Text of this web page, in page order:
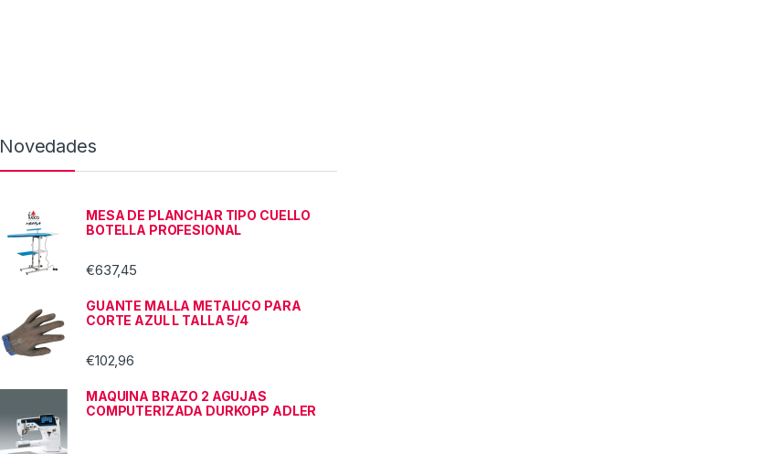
Novedades
MESA DE PLANCHAR TIPO CUELLO
BOTELLA PROFESIONAL
€637,45
GUANTE MALLA METALICO PARA
CORTE AZUL L TALLA 5/4
€102,96
MAQUINA BRAZO 2 AGUJAS
COMPUTERIZADA DURKOPP ADLER